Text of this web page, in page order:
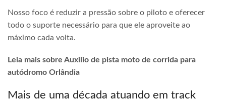
Nosso foco é reduzir a pressão sobre o piloto e oferecer
todo o suporte necessário para que ele aproveite ao
máximo cada volta.
Leia mais sobre Auxilio de pista moto de corrida para
autódromo Orlândia
Mais de uma década atuando em track